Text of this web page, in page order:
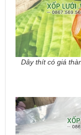
Dây thít có giá